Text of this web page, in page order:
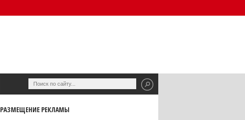
РАЗМЕЩЕНИЕ РЕКЛАМЫ